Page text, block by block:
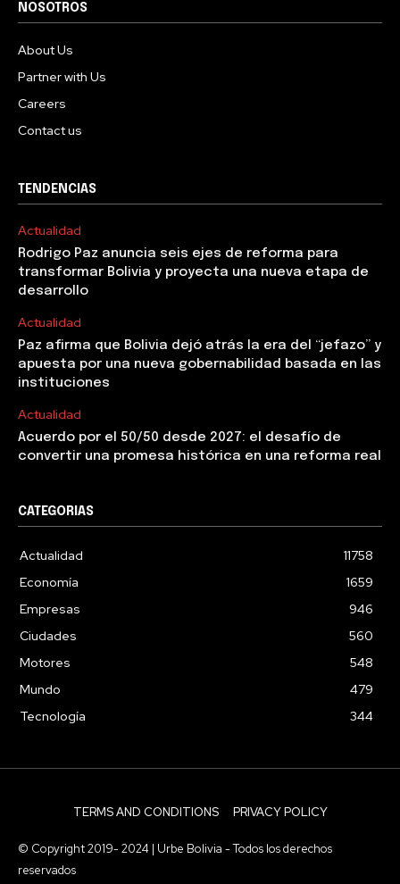
NOSOTROS
About Us
Partner with Us
Careers
Contact us
TENDENCIAS
Actualidad
Rodrigo Paz anuncia seis ejes de reforma para
transformar Bolivia y proyecta una nueva etapa de
desarrollo
Actualidad
Paz afirma que Bolivia dejó atrás la era del “jefazo” y
apuesta por una nueva gobernabilidad basada en las
instituciones
Actualidad
Acuerdo por el 50/50 desde 2027: el desafío de
convertir una promesa histórica en una reforma real
CATEGORIAS
Actualidad
11758
Economía
1659
Empresas
946
Ciudades
560
Motores
548
Mundo
479
Tecnología
344
TERMS AND CONDITIONS PRIVACY POLICY
© Copyright 2019- 2024 | Urbe Bolivia - Todos los derechos
reservados